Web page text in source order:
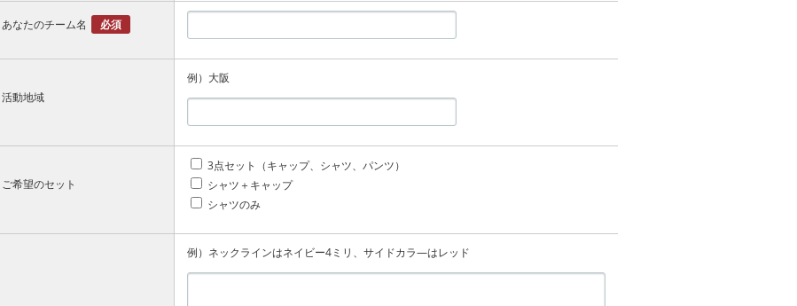
あなたのチーム名 必須
活動地域
例）大阪
ご希望のセット
3点セット（キャップ、シャツ、パンツ）
シャツ＋キャップ
シャツのみ
例）ネックラインはネイビー4ミリ、サイドカラ―はレッド